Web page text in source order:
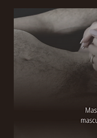
O resultado
prazer
reeducação
presença
relação